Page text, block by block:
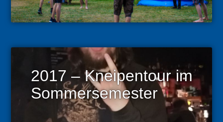
2017 – Kneipentour im
Sommersemester